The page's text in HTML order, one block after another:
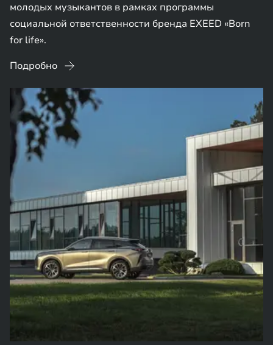
молодых музыкантов в рамках программы
социальной ответственности бренда EXEED «Born
for life».
Подробно